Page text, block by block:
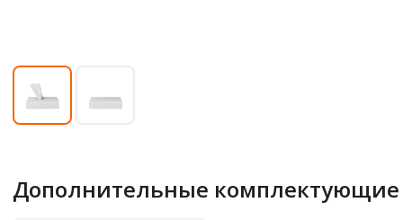
Дополнительные комплектующие